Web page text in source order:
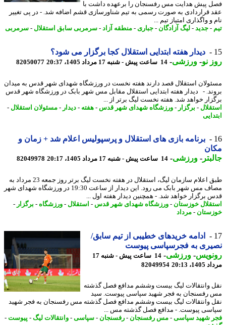
پیش هدایت مس رفسنجان را برعهده داشت با
قراردادی به صورت رسمی به تیم شناورسازی قشم اضافه شد. - در پی تغییر
و واگذاری امتیاز تیم ...
-جدید-لیگ آزادگان-جباری- منطقه آزاد - سرمربی سابق استقلال-سرمربی
دیدار هفته ابتدایی استقلال کجا برگزار می شود؟
نو- ورزشی-14 ساعت پیش - شنبه 17 مرداد 1405، 20:37 82050077
استقلال قصد دارند هفته نخست در ورزشگاه شهدای شهر قدس به میدان
- دیدار هفته ابتدایی استقلال مقابل مس شهر بابک در ورزشگاه شهر قدس
خواهد شد. هفته نخست لیگ برتر از ...
-برگزار - ورزشگاه شهدای شهر قدس-هفته-دیدار-مسئولان استقلال-
برنامه بازی های استقلال و پرسپولیس اعلام شد + زمان و
-ورزشی-14 ساعت پیش - شنبه 17 مرداد 1405، 20:17 82049978
طبق اعلام سازمان لیگ، استقلال در هفته نخست لیگ برتر روز جمعه 23 مرداد به
مصاف مس شهر بابک می رود. این دیدار از ساعت 19:30 در ورزشگاه شهدای شهر
برگزار خواهد شد. - همچنین دیدار هفته اول ...
خوزستان-ورزشگاه شهدای شهر قدس-استقلال-ورزشگاه-برگزار -
-مرداد
ادامه خریدهای خطیبی از تیم سابق/
به فجرسپاسی پیوست
-ورزشی-
14 ساعت پیش - شنبه 17
20:13
82049954
وانتقالات لیگ بیست وششم مدافع فصل گذشته
رفسنجان به فجر شهید سپاسی پیوست. سید
وانتقالات لیگ بیست وششم مدافع فصل گذشته مس رفسنجان به فجر شهید
پیوست. - مدافع فصل گذشته مس ...
شهید سپاسی-مس رفسنجان-رفسنجان-سپاسی-وانتقالات لیگ-پیوست-